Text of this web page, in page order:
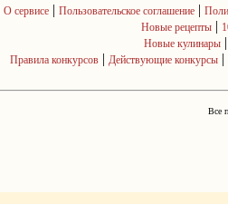
О сервисе| Пользовательское соглашение|
Новые рецепты |
Новые кулинары
Правила конкурсов | Действующие конкурсы |
Все